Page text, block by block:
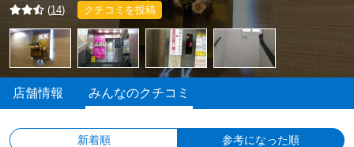
(14) クチコミを投稿
店舗情報 みんなのクチコミ
新着順 参考になった順